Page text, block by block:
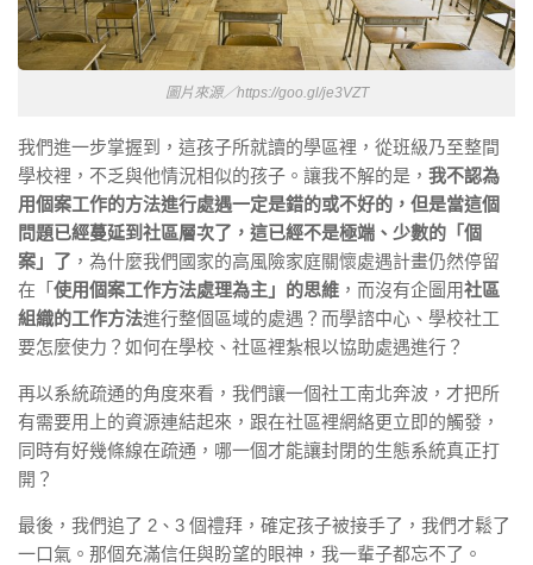
圖片來源／https://goo.gl/je3VZT
我們進一步掌握到，這孩子所就讀的學區裡，從班級乃至整間
學校裡，不乏與他情況相似的孩子。讓我不解的是， 我不認為
用個案工作的方法進行處遇一定是錯的或不好的，但是當這個
問題已經蔓延到社區層次了，這已經不是極端、少數的「個
案」了 ，為什麼我們國家的高風險家庭關懷處遇計畫仍然停留
在「 使用個案工作方法處理為主」的思維 ，而沒有企圖用社區
組織的工作方法進行整個區域的處遇？而學諮中心、學校社工
要怎麼使力？如何在學校、社區裡紮根以協助處遇進行？
再以系統疏通的角度來看，我們讓一個社工南北奔波，才把所
有需要用上的資源連結起來，跟在社區裡網絡更立即的觸發，
同時有好幾條線在疏通，哪一個才能讓封閉的生態系統真正打
開？
最後，我們追了 2、3 個禮拜，確定孩子被接手了，我們才鬆了
一口氣。那個充滿信任與盼望的眼神，我一輩子都忘不了。